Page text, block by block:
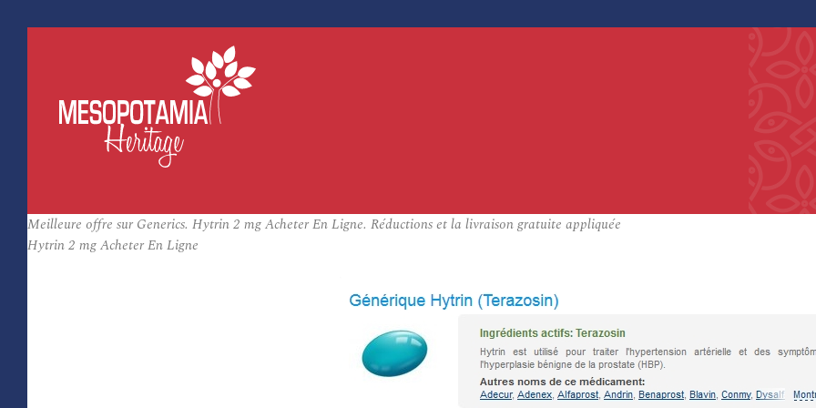
Meilleure offre sur Generics. Hytrin 2 mg Acheter En Ligne. Réductions et la livraison gratuite appliquée
Hytrin 2 mg Acheter En Ligne